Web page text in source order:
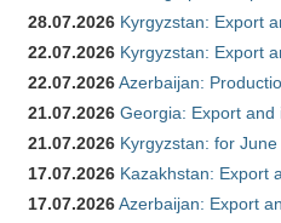
28.07.2026 Kyrgyzstan: Export
22.07.2026 Kyrgyzstan: Export
22.07.2026Azerbaijan:
21.07.2026 Georgia: Export
21.07.2026 Kyrgyzstan: for
17.07.2026 Kazakhstan: Export
17.07.2026Azerbaijan: Export